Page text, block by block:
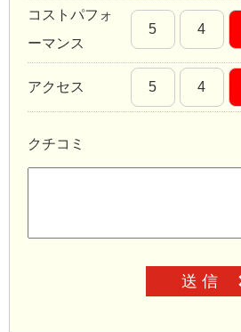
コストパフォ
ーマンス
5 4
アクセス 5 4
クチコミ
送 信